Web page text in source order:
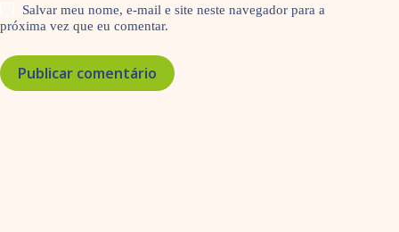
Salvar meu nome, e-mail e site neste navegador para a
próxima vez que eu comentar.
Publicar comentário